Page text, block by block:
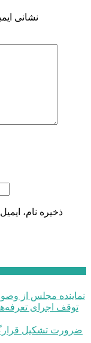
نشانی
ذخیره نام،
نماینده مجلس از